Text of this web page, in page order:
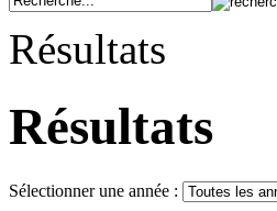
Résultats
Résultats
Sélectionner une année :